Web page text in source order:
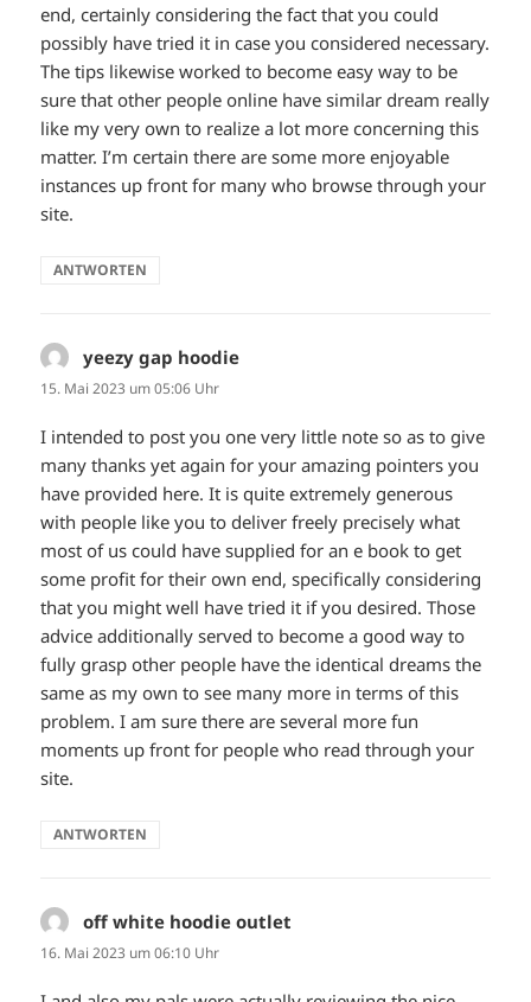
end, certainly considering the fact that you could
possibly have tried it in case you considered necessary.
The tips likewise worked to become easy way to be
sure that other people online have similar dream really
like my very own to realize a lot more concerning this
matter. I’m certain there are some more enjoyable
instances up front for many who browse through your
site.
ANTWORTEN
yeezy gap hoodie
15. Mai 2023 um 05:06 Uhr
I intended to post you one very little note so as to give
many thanks yet again for your amazing pointers you
have provided here. It is quite extremely generous
with people like you to deliver freely precisely what
most of us could have supplied for an e book to get
some profit for their own end, specifically considering
that you might well have tried it if you desired. Those
advice additionally served to become a good way to
fully grasp other people have the identical dreams the
same as my own to see many more in terms of this
problem. I am sure there are several more fun
moments up front for people who read through your
site.
ANTWORTEN
off white hoodie outlet
16. Mai 2023 um 06:10 Uhr